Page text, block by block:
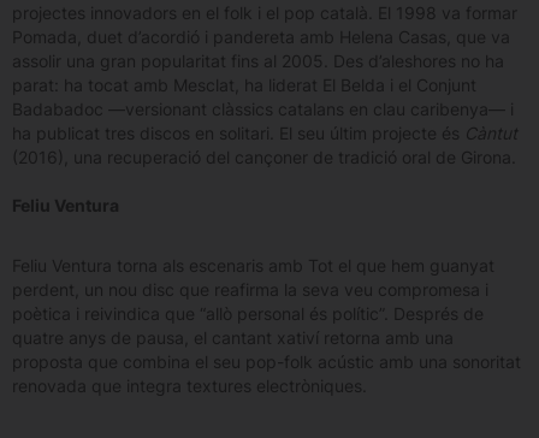
projectes innovadors en el folk i el pop català. El 1998 va formar
Pomada, duet d’acordió i pandereta amb Helena Casas, que va
assolir una gran popularitat fins al 2005. Des d’aleshores no ha
parat: ha tocat amb Mesclat, ha liderat El Belda i el Conjunt
Badabadoc —versionant clàssics catalans en clau caribenya— i
ha publicat tres discos en solitari. El seu últim projecte és Càntut
(2016), una recuperació del cançoner de tradició oral de Girona.
Feliu Ventura
Feliu Ventura torna als escenaris amb Tot el que hem guanyat
perdent, un nou disc que reafirma la seva veu compromesa i
poètica i reivindica que “allò personal és polític”. Després de
quatre anys de pausa, el cantant xativí retorna amb una
proposta que combina el seu pop-folk acústic amb una sonoritat
renovada que integra textures electròniques.